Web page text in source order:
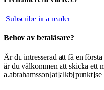
Subscribe in a reader
Behov av betaläsare?
Är du intresserad att få en
är du välkommen att skicka ett
a.abrahamsson[at]alkb[punkt]se